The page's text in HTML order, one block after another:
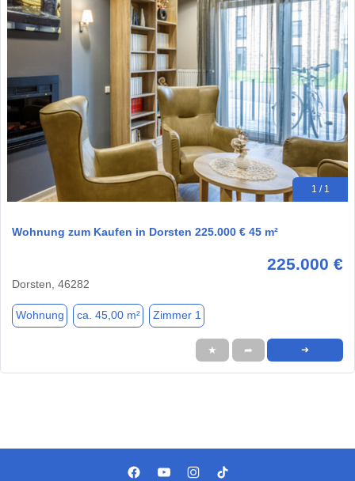
1 / 1
Wohnung zum Kaufen in Dorsten 225.000 € 45 m²
225.000 €
Dorsten, 46282
Wohnung ca. 45,00 m² Zimmer 1
★ ➦ ➜